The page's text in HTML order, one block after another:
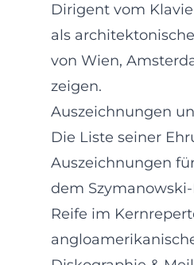
Dirigent vom
als
von Wien,
zeigen.
Auszeichnungen
Die Liste seiner
Auszeichnungen
dem
Reife im